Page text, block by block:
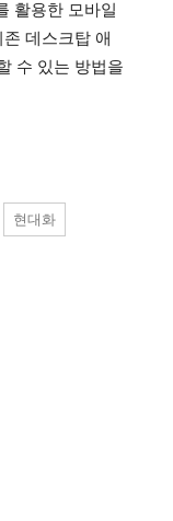
활용한 모바일
데스크탑 애
수 있는 방법을
현대화